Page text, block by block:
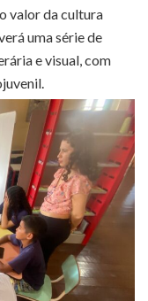
valor da cultura
uma série de
e visual, com